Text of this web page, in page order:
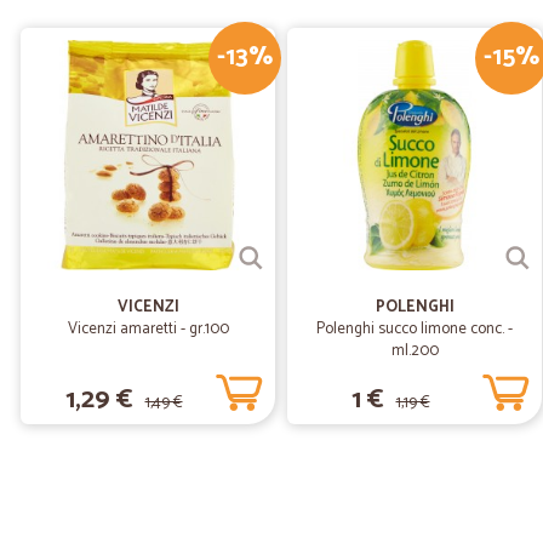
-13%
VICENZI
Vicenzi amaretti - gr.100
1,29 € 1,49 €
-15%
POLENGHI
Polenghi succo limone conc. -
ml.200
1 € 1,19 €